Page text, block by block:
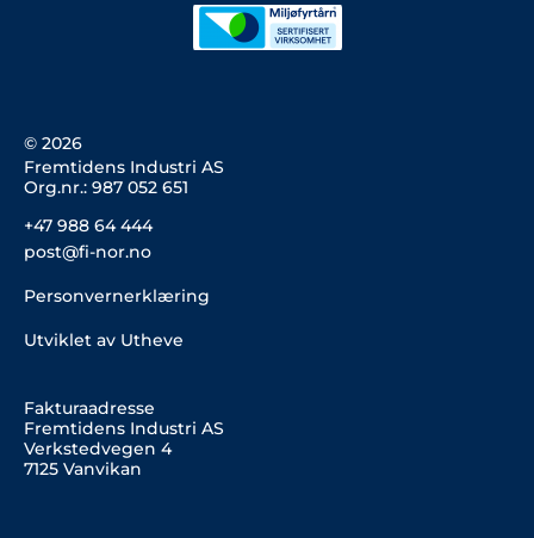
e
d
i
b
o
o
a
g
r
© 2026
Fremtidens Industri AS
Org.nr.: 987 052 651
+47 988 64 444
post@fi-nor.no
Personvernerklæring
Utviklet av Utheve
Fakturaadresse
Fremtidens Industri AS
Verkstedvegen 4
7125 Vanvikan